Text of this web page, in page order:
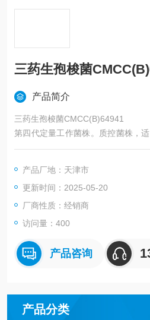
三药生孢梭菌
产品简介
三药生孢梭菌CMCC(B)64941
第四代定量工作菌株。质控菌株，
化妆品检验中定量及阳性对照等。
产品厂地：天津市
更新时间：2025-05-20
厂商性质：经销商
访问量：400
产品咨询
产品分类